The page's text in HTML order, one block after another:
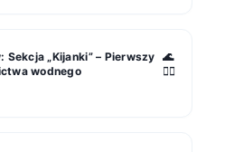
Sekcja „Kijanki” – Pierwszy
wodnego
🌊
🏊‍♂️